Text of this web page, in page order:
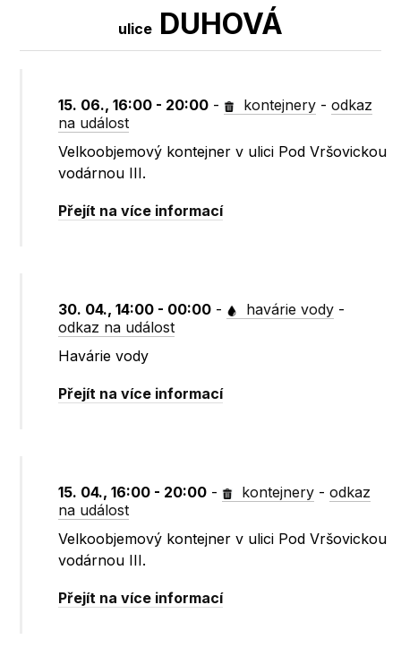
ulice DUHOVÁ
15. 06., 16:00 - 20:00 - kontejnery -odkaz
na událost
Velkoobjemový kontejner v ulici Pod Vršovickou
vodárnou III.
Přejít na více informací
30. 04., 14:00 - 00:00 - havárie vody -
odkaz na událost
Havárie vody
Přejít na více informací
15. 04., 16:00 - 20:00 - kontejnery -odkaz
na událost
Velkoobjemový kontejner v ulici Pod Vršovickou
vodárnou III.
Přejít na více informací